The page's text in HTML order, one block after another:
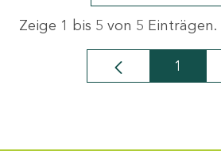
Zeige 1 bis 5 von 5 Einträgen.
Seite
1